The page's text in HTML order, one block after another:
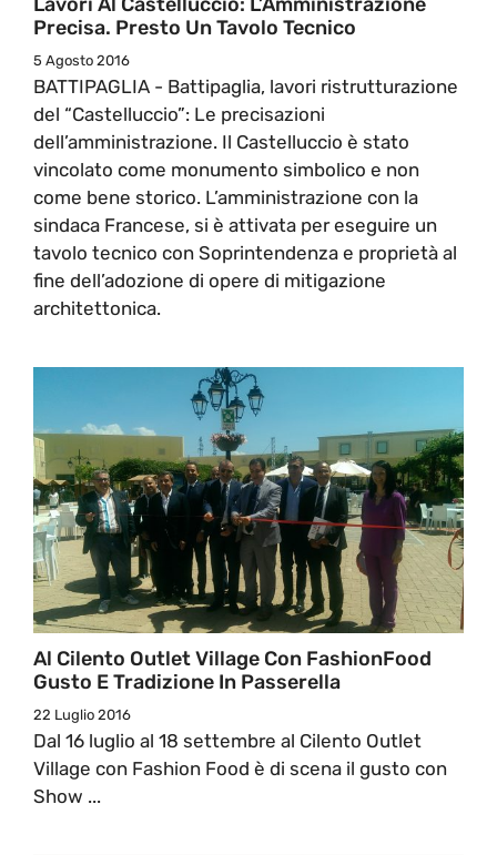
Precisa. Presto Un Tavolo Tecnico
5 Agosto 2016
BATTIPAGLIA - Battipaglia, lavori ristrutturazione
del “Castelluccio”: Le precisazioni
dell’amministrazione. Il Castelluccio è stato
vincolato come monumento simbolico e non
come bene storico. L’amministrazione con la
sindaca Francese, si è attivata per eseguire un
tavolo tecnico con Soprintendenza e proprietà al
fine dell’adozione di opere di mitigazione
architettonica.
Al Cilento Outlet Village Con FashionFood
Gusto E Tradizione In Passerella
22 Luglio 2016
Dal 16 luglio al 18 settembre al Cilento Outlet
Village con Fashion Food è di scena il gusto con
Show ...